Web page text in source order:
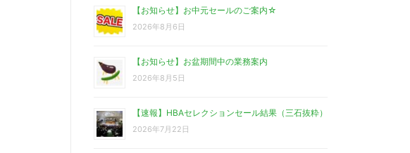
【お知らせ】お中元セールのご案内☆
2026年8月6日
【お知らせ】お盆期間中の業務案内
2026年8月5日
【速報】HBAセレクションセール結果（三石抜粋）
2026年7月22日